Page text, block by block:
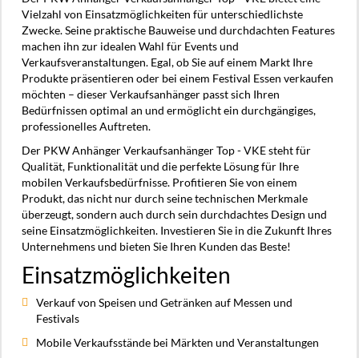
Vielzahl von Einsatzmöglichkeiten für unterschiedlichste
Zwecke. Seine praktische Bauweise und durchdachten Features
machen ihn zur idealen Wahl für Events und
Verkaufsveranstaltungen. Egal, ob Sie auf einem Markt Ihre
Produkte präsentieren oder bei einem Festival Essen verkaufen
möchten – dieser Verkaufsanhänger passt sich Ihren
Bedürfnissen optimal an und ermöglicht ein durchgängiges,
professionelles Auftreten.
Der PKW Anhänger Verkaufsanhänger Top - VKE steht für
Qualität, Funktionalität und die perfekte Lösung für Ihre
mobilen Verkaufsbedürfnisse. Profitieren Sie von einem
Produkt, das nicht nur durch seine technischen Merkmale
überzeugt, sondern auch durch sein durchdachtes Design und
seine Einsatzmöglichkeiten. Investieren Sie in die Zukunft Ihres
Unternehmens und bieten Sie Ihren Kunden das Beste!
Einsatzmöglichkeiten
Verkauf von Speisen und Getränken auf Messen und
Festivals
Mobile Verkaufsstände bei Märkten und Veranstaltungen